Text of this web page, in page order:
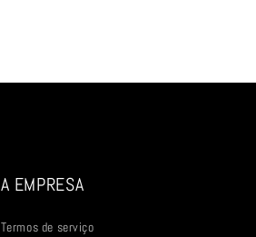
A EMPRESA
Termos de serviço